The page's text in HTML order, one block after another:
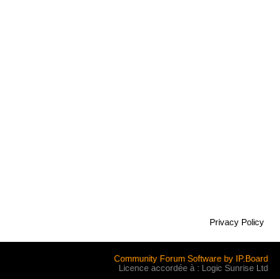
Privacy Policy
Community Forum Software by IP.Board
Licence accordée à : Logic Sunrise Ltd